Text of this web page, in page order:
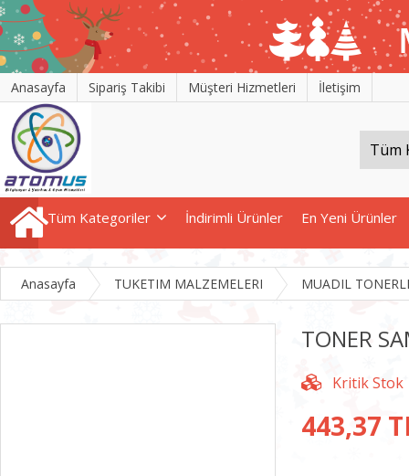
Anasayfa Sipariş Takibi Müşteri Hizmetleri İletişim
Tüm Kategoriler İndirimli Ürünler En Yeni Ürünler
Anasayfa TUKETIM MALZEMELERI MUADIL
TONER
443,37